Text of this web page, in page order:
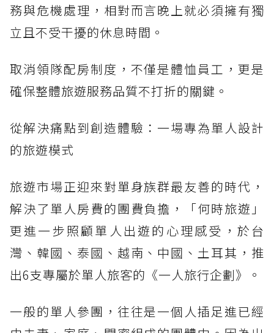
務與危機處理，相對而言晚上就必須擁有獨
立且不受干擾的休息時間。
取消領隊配房制度，不僅是體恤員工，更是
確保整體旅遊服務品質不打折的關鍵。
從解決痛點到創造體驗：一場專為單人設計
的旅遊模式
旅遊市場正迎來對單身族群最友善的時代，
解決了單人房費的團費負擔，「何時旅遊」
更進一步照顧單人出遊的心理感受，於台
灣、韓國、泰國、越南、中國、土耳其，推
出6支專屬於單人旅客的《一人旅行企劃》。
一般的單人參團，往往是一個人插足進已經